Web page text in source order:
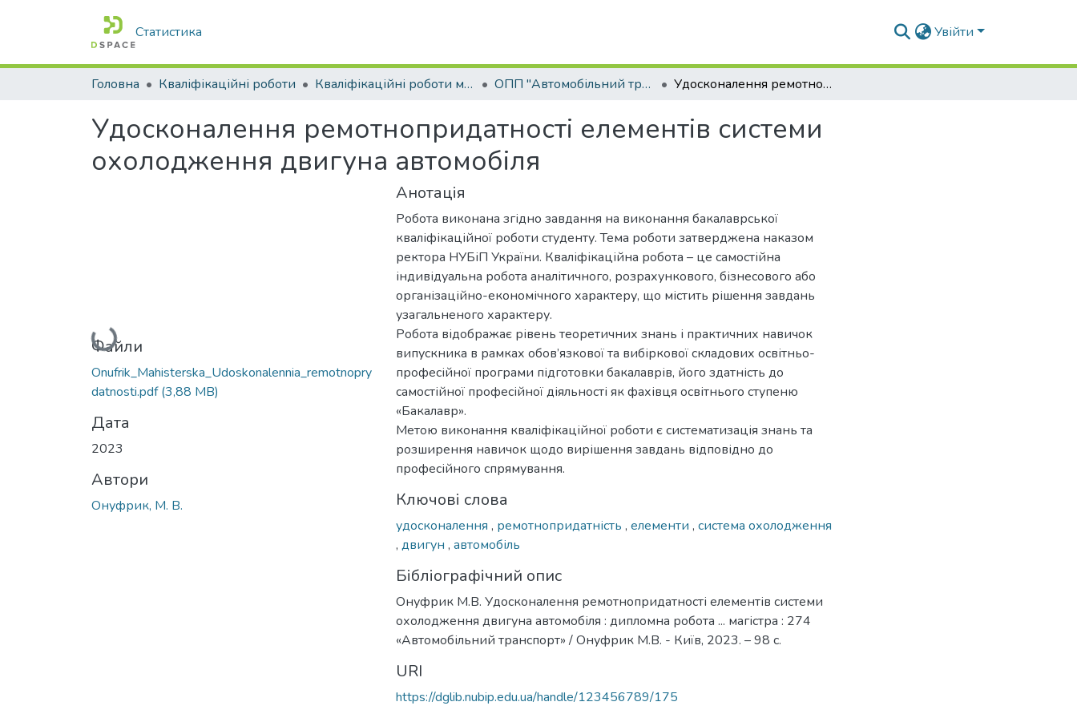
Статистика Увійти
Головна Кваліфікаційні роботи Кваліфікаційні роботи магістрів ОПП "Автомобільний транспорт" Удосконалення ремотнопридатності елементів системи охолодження двигуна автомобіля
Удосконалення ремотнопридатності елементів системи
охолодження двигуна автомобіля
Вантажиться...
Файли
Onufrik_Mahisterska_Udoskonalennia_remotnopry
datnosti.pdf(3,88 MB)
Дата
2023
Автори
Онуфрик, М. В.
Анотація
Робота виконана згідно завдання на виконання бакалаврської
кваліфікаційної роботи студенту. Тема роботи затверджена наказом
ректора НУБіП України. Кваліфікаційна робота – це самостійна
індивідуальна робота аналітичного, розрахункового, бізнесового або
організаційно-економічного характеру, що містить рішення завдань
узагальненого характеру.
Робота відображає рівень теоретичних знань і практичних навичок
випускника в рамках обов’язкової та вибіркової складових освітньо-
професійної програми підготовки бакалаврів, його здатність до
самостійної професійної діяльності як фахівця освітнього ступеню
«Бакалавр».
Метою виконання кваліфікаційної роботи є систематизація знань та
розширення навичок щодо вирішення завдань відповідно до
професійного спрямування.
Ключові слова
удосконалення , ремотнопридатність , елементи , система охолодження
, двигун , автомобіль
Бібліографічний опис
Онуфрик М.В. Удосконалення ремотнопридатності елементів системи
охолодження двигуна автомобіля : дипломна робота ... магістра : 274
«Автомобільний транспорт» / Онуфрик М.В. - Київ, 2023. – 98 с.
URI
https://dglib.nubip.edu.ua/handle/123456789/175